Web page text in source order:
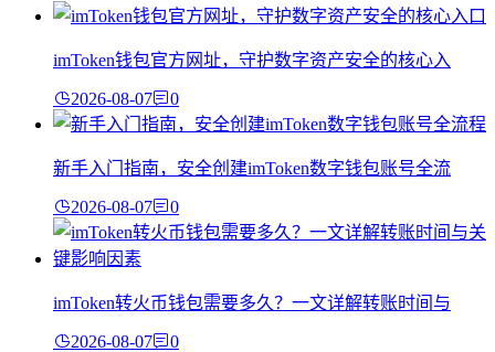
imToken钱包官方网址，守护数字资产安全的核心入
2026-08-07 0
新手入门指南，安全创建imToken数字钱包账号全流
2026-08-07 0
imToken转火币钱包需要多久？一文详解转账时间与
2026-08-07 0